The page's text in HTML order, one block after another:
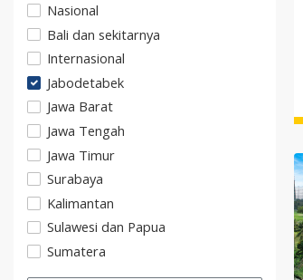
Nasional
Bali dan sekitarnya
Internasional
Jabodetabek
Jawa Barat
Jawa Tengah
Jawa Timur
Surabaya
Kalimantan
Sulawesi dan Papua
Sumatera